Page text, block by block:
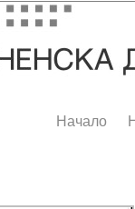
Начало